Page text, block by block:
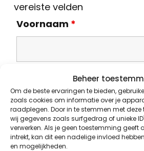
Beheer
Om de beste ervaringen te bieden,
zoals cookies om informatie over je
raadplegen. Door in te stemmen met
wij gegevens zoals surfgedrag of unieke
verwerken. Als je geen toestemming geeft
intrekt, kan dit een nadelige invloed
en mogelijkheden.
vereiste velden
Voornaam *
Achternaam*
Telefoon*